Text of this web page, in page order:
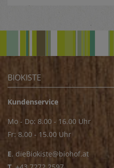
BIOKISTE
Kundenservice
Mo - Do: 8.00 - 16.00 Uhr
Fr: 8.00 - 15.00 Uhr
E. dieBiokiste@biohof.at